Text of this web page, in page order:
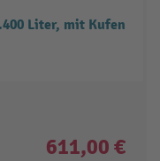
Liter, mit Kufen
611,00 €